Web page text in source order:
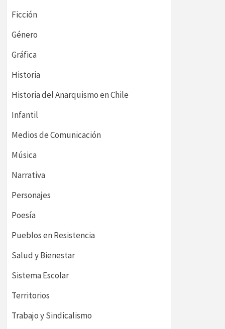
Ficción
Género
Gráfica
Historia
Historia del Anarquismo en Chile
Infantil
Medios de Comunicación
Música
Narrativa
Personajes
Poesía
Pueblos en Resistencia
Salud y Bienestar
Sistema Escolar
Territorios
Trabajo y Sindicalismo